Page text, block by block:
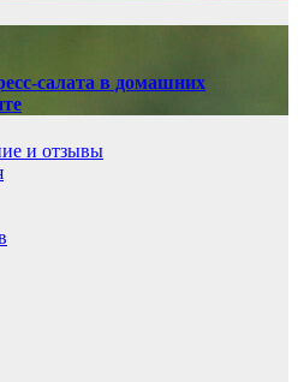
салата в домашних
и отзывы